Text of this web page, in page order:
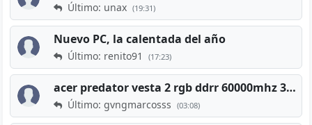
Último: unax (19:31)
Nuevo PC, la calentada del año
Último: renito91 (17:23)
acer predator vesta 2 rgb ddrr 60000mhz 32gb x2 16gb
Último: gvngmarcosss (03:08)